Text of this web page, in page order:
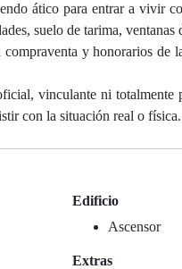
ático para entrar a vivir
suelo de tarima,
compraventa y honorarios
vinculante ni
con la situación real o física.
Edificio
Ascensor
Extras